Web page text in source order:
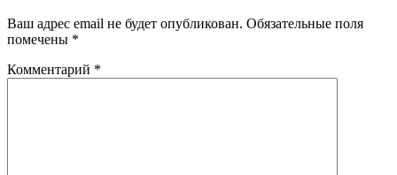
Ваш адрес email не будет опубликован. Обязательные поля
помечены *
Комментарий *